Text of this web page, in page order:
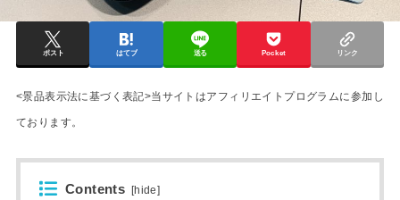
ポスト はてブ 送る Pocket リンク
<景品表示法に基づく表記>当サイトはアフィリエイトプログラムに参加し
ております。
Contents [hide]